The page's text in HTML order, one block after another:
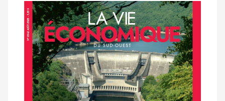
Notre
dernier
magazine